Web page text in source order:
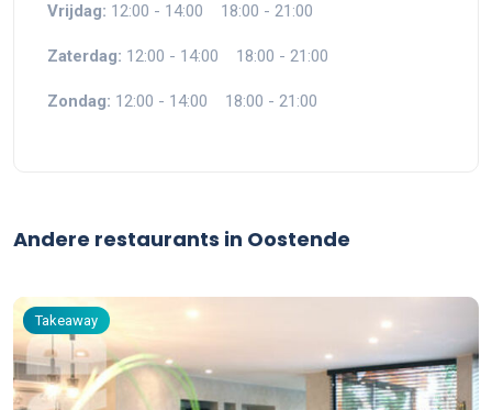
Vrijdag: 12:00 - 14:00 18:00 - 21:00
Zaterdag: 12:00 - 14:00 18:00 - 21:00
Zondag: 12:00 - 14:00 18:00 - 21:00
Andere restaurants in Oostende
Takeaway